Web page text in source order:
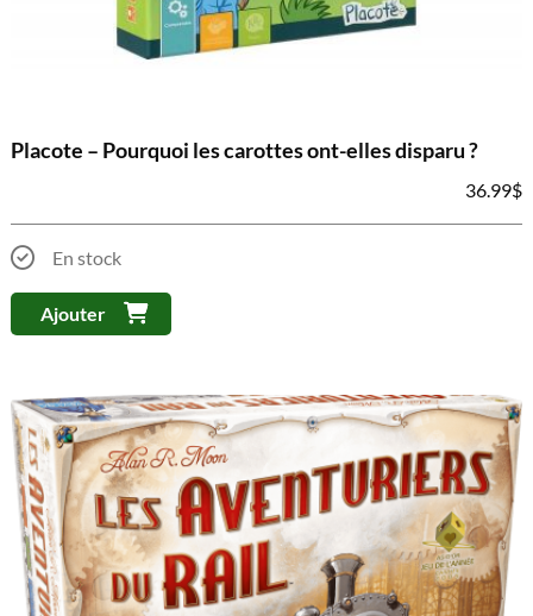
Placote – Pourquoi les carottes ont-elles disparu ?
36.99$
En stock
Ajouter